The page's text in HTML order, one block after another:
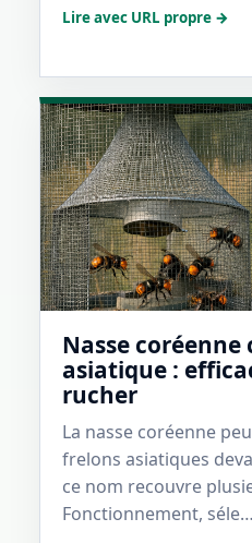
Lire avec URL propre →
Nasse
asiatique :
rucher
La nasse coréenne
frelons asiatiques
ce nom recouvre
Fonctionnement, séle…